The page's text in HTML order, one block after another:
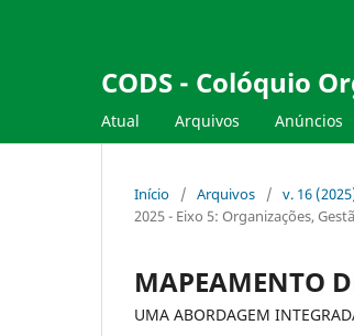
CODS - Colóquio
Atual Arquivos Anúncios
Início / Arquivos / v. 16
2025 - Eixo 5: Organizações,
MAPEAMENTO
UMA ABORDAGEM